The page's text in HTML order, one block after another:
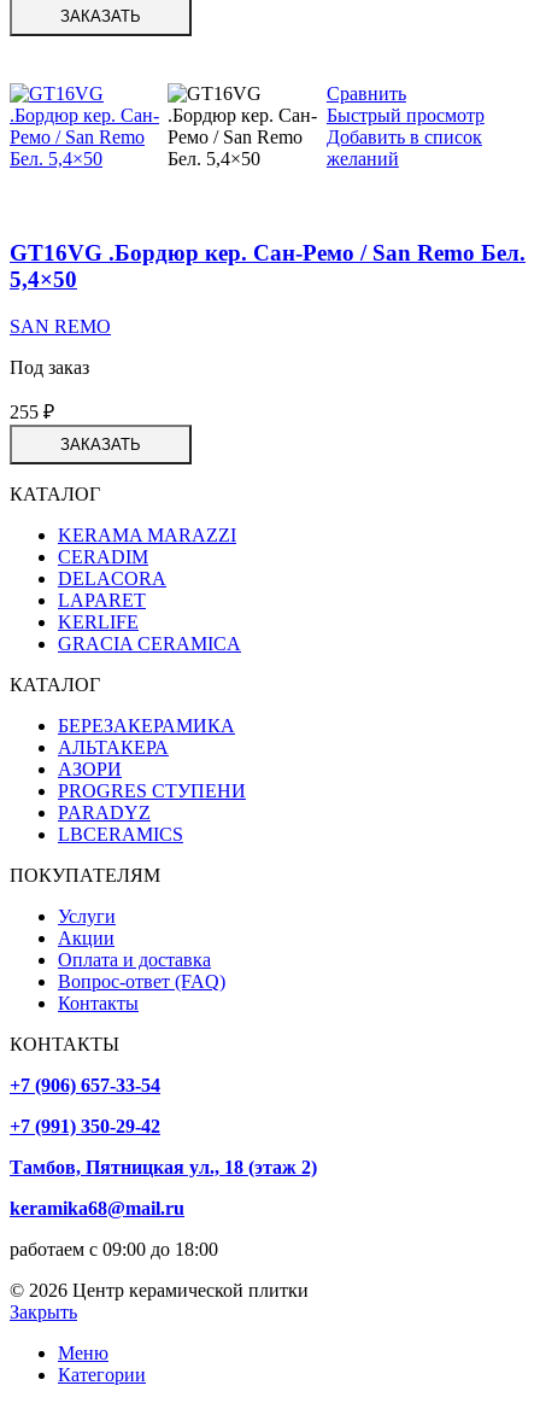
ЗАКАЗАТЬ
Сравнить
Быстрый просмотр
Добавить в список
желаний
GT16VG .Бордюр кер. Сан-Ремо / San Remo Бел.
5,4×50
SAN REMO
Под заказ
255 ₽
ЗАКАЗАТЬ
КАТАЛОГ
KERAMA MARAZZI
CERADIM
DELACORA
LAPARET
KERLIFE
GRACIA CERAMICA
КАТАЛОГ
БЕРЕЗАКЕРАМИКА
АЛЬТАКЕРА
АЗОРИ
PROGRES СТУПЕНИ
PARADYZ
LBCERAMICS
ПОКУПАТЕЛЯМ
Услуги
Акции
Оплата и доставка
Вопрос-ответ (FAQ)
Контакты
КОНТАКТЫ
+7 (906) 657-33-54
+7 (991) 350-29-42
Тамбов, Пятницкая ул., 18 (этаж 2)
keramika68@mail.ru
работаем с 09:00 до 18:00
© 2026 Центр керамической плитки
Закрыть
Меню
Категории